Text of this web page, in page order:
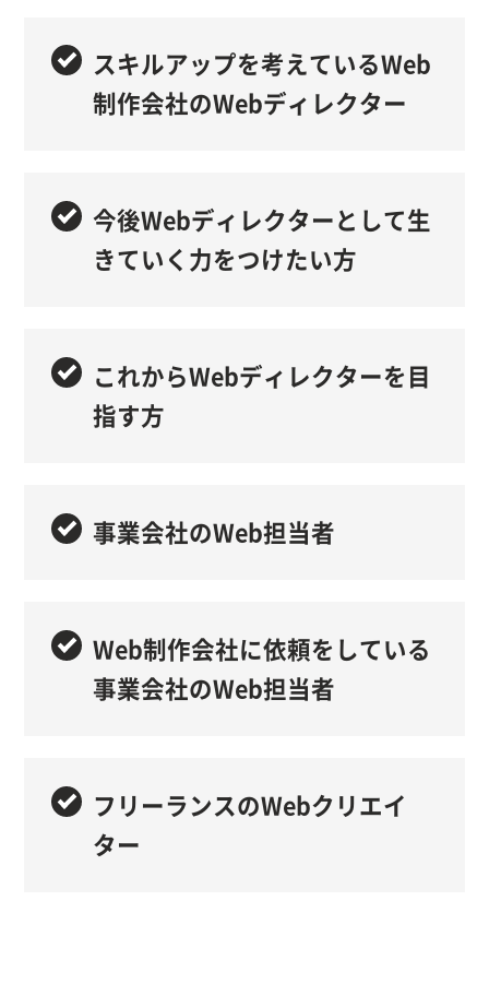
スキルアップを考えているWeb
制作会社のWebディレクター
今後Webディレクターとして生
きていく力をつけたい方
これからWebディレクターを目
指す方
事業会社のWeb担当者
Web制作会社に依頼をしている
事業会社のWeb担当者
フリーランスのWebクリエイ
ター